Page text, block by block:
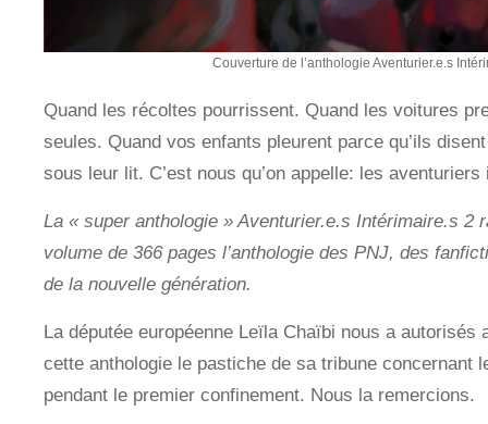
Couverture de l’anthologie Aventurier.e.s
Quand les récoltes pourrissent. Quand les voitures
seules. Quand vos enfants pleurent parce qu’ils
sous leur lit. C’est nous qu’on appelle: les
La « super anthologie » Aventurier.e.s Intérimaire.s 2
volume de 366 pages l’anthologie des PNJ, des
de la nouvelle génération.
La députée européenne Leïla Chaïbi nous a autorisés
cette anthologie le pastiche de sa tribune concernant
pendant le premier confinement. Nous la remercions.